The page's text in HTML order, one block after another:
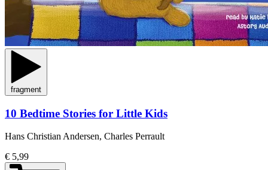
fragment
10 Bedtime Stories for Little Kids
Hans Christian Andersen, Charles Perrault
€ 5,99